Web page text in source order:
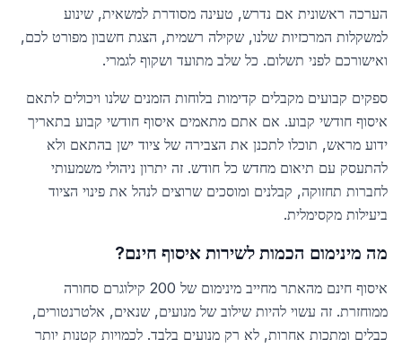
הערכה ראשונית אם נדרש, טעינה מסודרת למשאית, שינוע
למשקלות המרכזיות שלנו, שקילה רשמית, הצגת חשבון מפורט לכם,
ואישורכם לפני תשלום. כל שלב מתועד ושקוף לגמרי.
ספקים קבועים מקבלים קדימות בלוחות הזמנים שלנו ויכולים לתאם
איסוף חודשי קבוע. אם אתם מתאמים איסוף חודשי קבוע בתאריך
ידוע מראש, תוכלו לתכנן את הצבירה של ציוד ישן בהתאם ולא
להתעסק עם תיאום מחדש כל חודש. זה יתרון ניהולי משמעותי
לחברות תחזוקה, קבלנים ומוסכים שרוצים לנהל את פינוי הציוד
ביעילות מקסימלית.
מה מינימום הכמות לשירות איסוף חינם?
איסוף חינם מהאתר מחייב מינימום של 200 קילוגרם סחורה
ממוחזרת. זה עשוי להיות שילוב של מנועים, שנאים, אלטרנטורים,
כבלים ומתכות אחרות, לא רק מנועים בלבד. לכמויות קטנות יותר